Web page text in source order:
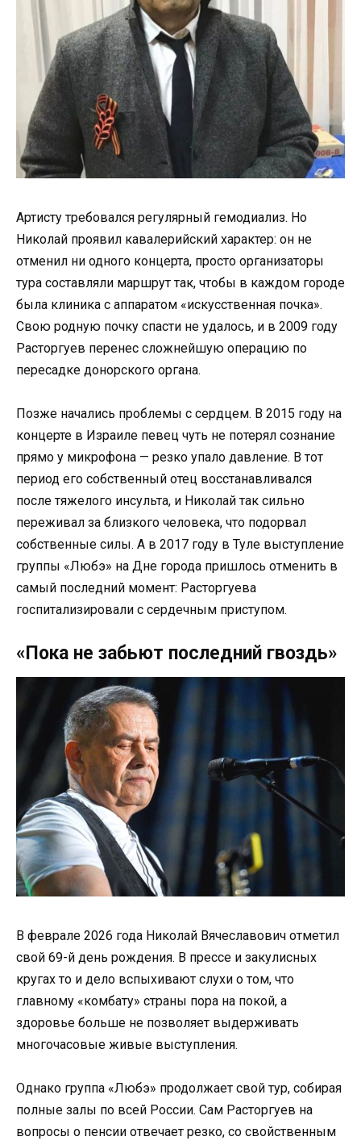
Артисту требовался регулярный гемодиализ. Но
Николай проявил кавалерийский характер: он не
отменил ни одного концерта, просто организаторы
тура составляли маршрут так, чтобы в каждом городе
была клиника с аппаратом «искусственная почка».
Свою родную почку спасти не удалось, и в 2009 году
Расторгуев перенес сложнейшую операцию по
пересадке донорского органа.
Позже начались проблемы с сердцем. В 2015 году на
концерте в Израиле певец чуть не потерял сознание
прямо у микрофона — резко упало давление. В тот
период его собственный отец восстанавливался
после тяжелого инсульта, и Николай так сильно
переживал за близкого человека, что подорвал
собственные силы. А в 2017 году в Туле выступление
группы «Любэ» на Дне города пришлось отменить в
самый последний момент: Расторгуева
госпитализировали с сердечным приступом.
«Пока не забьют последний гвоздь»
В феврале 2026 года Николай Вячеславович отметил
свой 69-й день рождения. В прессе и закулисных
кругах то и дело вспыхивают слухи о том, что
главному «комбату» страны пора на покой, а
здоровье больше не позволяет выдерживать
многочасовые живые выступления.
Однако группа «Любэ» продолжает свой тур, собирая
полные залы по всей России. Сам Расторгуев на
вопросы о пенсии отвечает резко, со свойственным